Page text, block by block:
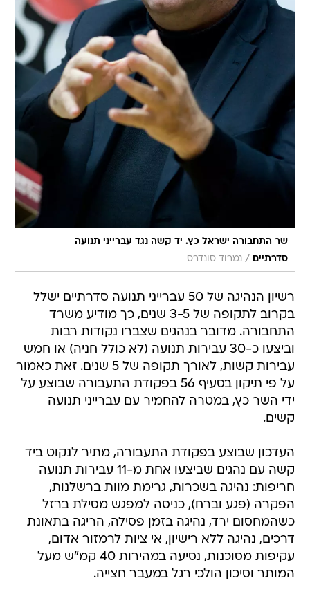
שר התחבורה ישראל כץ. יד קשה נגד עברייני תנועה
סדרתיים
/ נמרוד סונדרס
רשיון הנהיגה של 50 עברייני תנועה סדרתיים ישלל
בקרוב לתקופה של 3-5 שנים, כך מודיע משרד
התחבורה. מדובר בנהגים שצברו נקודות רבות
וביצעו כ-30 עבירות תנועה (לא כולל חניה) או חמש
עבירות קשות, לאורך תקופה של 5 שנים. זאת כאמור
על פי תיקון בסעיף 56 בפקודת התעבורה שבוצע על
ידי השר כץ, במטרה להחמיר עם עברייני תנועה
קשים.
העדכון שבוצע בפקודת התעבורה, מתיר לנקוט ביד
קשה עם נהגים שביצעו אחת מ-11 עבירות תנועה
חריפות: נהיגה בשכרות, גרימת מוות ברשלנות,
הפקרה (פגע וברח), כניסה למפגש מסילת ברזל
כשהמחסום ירד, נהיגה בזמן פסילה, הריגה בתאונת
דרכים, נהיגה ללא רישיון, אי ציות לרמזור אדום,
עקיפות מסוכנות, נסיעה במהירות 40 קמ"ש מעל
המותר וסיכון הולכי רגל במעבר חצייה.